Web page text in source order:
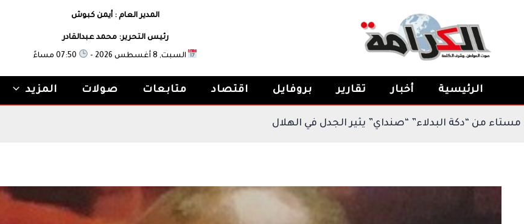
المحتوى
المدير العام : أيمن كبوش
رئيس التحرير: محمد عبدالقادر
السبت, 8 أغسطس 2026 - 07:50 مساءً
الرئيسية أخبار تقارير بروفايل اقتصاد متابعات صولات المزيد
النيجيري” مستاء من “دكة البدلاء” “صنداي” يثير الجدل في الهلال